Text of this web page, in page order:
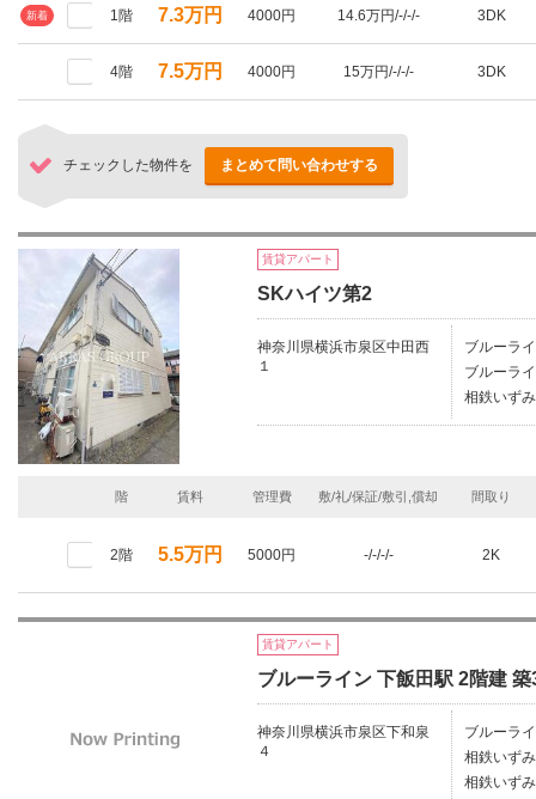
新着 1階 7.3万円 4000円 14.6万円/-/-/- 3DK
4階 7.5万円 4000円 15万円/-/-/- 3DK
チェックした物件を まとめて問い合わせする
賃貸アパート
SKハイツ第2
神奈川県横浜市泉区中田西
１
ブルーラ
ブルーラ
相鉄いず
階 賃料 管理費 敷/礼/保証/敷引,償却 間取り
2階 5.5万円 5000円 -/-/-/- 2K
賃貸アパート
ブルーライン 下飯田駅 2階建 築
神奈川県横浜市泉区下和泉
４
ブルーラ
相鉄いず
相鉄いず